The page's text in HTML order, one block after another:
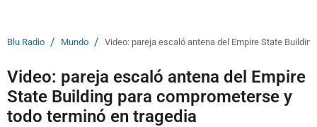
Blu Radio / Mundo / Video: pareja escaló antena del Empire State
Video: pareja escaló antena del Empire
State Building para comprometerse y
todo terminó en tragedia